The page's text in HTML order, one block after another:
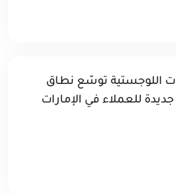
اللوجستية توسّع نطاق
للعملاء في الإمارات